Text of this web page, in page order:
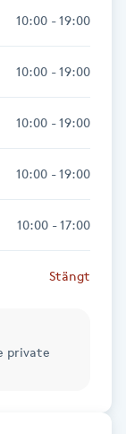
10:00 - 19:00
10:00 - 19:00
10:00 - 19:00
10:00 - 19:00
10:00 - 17:00
Stängt
private